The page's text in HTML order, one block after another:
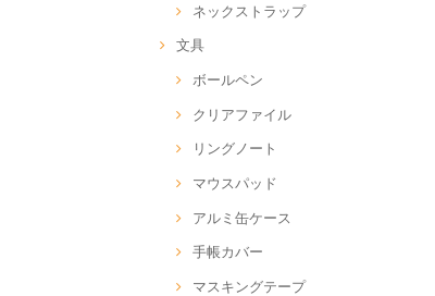
ネックストラップ
文具
ボールペン
クリアファイル
リングノート
マウスパッド
アルミ缶ケース
手帳カバー
マスキングテープ